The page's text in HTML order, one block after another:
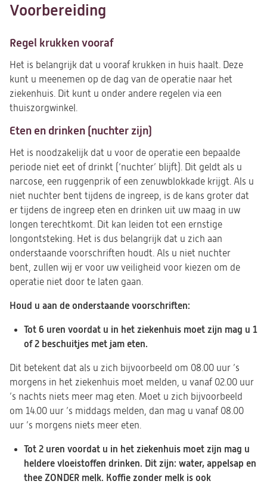
Voorbereiding
Regel krukken vooraf
Het is belangrijk dat u vooraf krukken in huis haalt. Deze
kunt u meenemen op de dag van de operatie naar het
ziekenhuis. Dit kunt u onder andere regelen via een
thuiszorgwinkel.
Eten en drinken (nuchter zijn)
Het is noodzakelijk dat u voor de operatie een bepaalde
periode niet eet of drinkt (‘nuchter’ blijft). Dit geldt als u
narcose, een ruggenprik of een zenuwblokkade krijgt. Als u
niet nuchter bent tijdens de ingreep, is de kans groter dat
er tijdens de ingreep eten en drinken uit uw maag in uw
longen terechtkomt. Dit kan leiden tot een ernstige
longontsteking. Het is dus belangrijk dat u zich aan
onderstaande voorschriften houdt. Als u niet nuchter
bent, zullen wij er voor uw veiligheid voor kiezen om de
operatie niet door te laten gaan.
Houd u aan de onderstaande voorschriften:
Tot 6 uren voordat u in het ziekenhuis moet zijn mag u 1
of 2 beschuitjes met jam eten.
Dit betekent dat als u zich bijvoorbeeld om 08.00 uur ’s
morgens in het ziekenhuis moet melden, u vanaf 02.00 uur
’s nachts niets meer mag eten. Moet u zich bijvoorbeeld
om 14.00 uur ’s middags melden, dan mag u vanaf 08.00
uur ’s morgens niets meer eten.
Tot 2 uren voordat u in het ziekenhuis moet zijn mag u
heldere vloeistoffen drinken. Dit zijn: water, appelsap en
thee ZONDER melk. Koffie zonder melk is ook